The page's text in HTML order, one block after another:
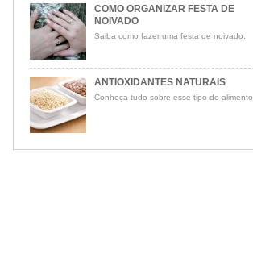
COMO ORGANIZAR FESTA DE
NOIVADO
Saiba como fazer uma festa de noivado.
ANTIOXIDANTES NATURAIS
Conheça tudo sobre esse tipo de alimento.